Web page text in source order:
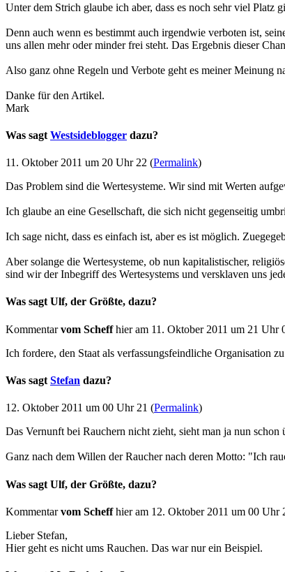
Unter dem Strich glaube ich aber, dass es noch sehr viel Platz
Denn auch wenn es bestimmt auch irgendwie verboten ist,
uns allen mehr oder minder frei steht. Das Ergebnis dieser
Also ganz ohne Regeln und Verbote geht es meiner Meinung
Danke für den Artikel.
Mark
Was sagt Westsideblogger dazu?
11. Oktober 2011 um 20 Uhr 22 (Permalink)
Das Problem sind die Wertesysteme. Wir sind mit Werten
Ich glaube an eine Gesellschaft, die sich nicht gegenseitig
Ich sage nicht, dass es einfach ist, aber es ist möglich.
Aber solange die Wertesysteme, ob nun kapitalistischer,
sind wir der Inbegriff des Wertesystems und versklaven uns
Was sagt Ulf, der Größte, dazu?
Kommentarvom Scheffhier am 11. Oktober 2011 um 21 Uhr
Ich fordere, den Staat als verfassungsfeindliche Organisation
Was sagt Stefan dazu?
12. Oktober 2011 um 00 Uhr 21 (Permalink)
Das Vernunft bei Rauchern nicht zieht, sieht man ja nun
Ganz nach dem Willen der Raucher nach deren Motto: "Ich
Was sagt Ulf, der Größte, dazu?
Kommentarvom Scheffhier am 12. Oktober 2011 um 00 Uhr
Lieber Stefan,
Hier geht es nicht ums Rauchen. Das war nur ein Beispiel.